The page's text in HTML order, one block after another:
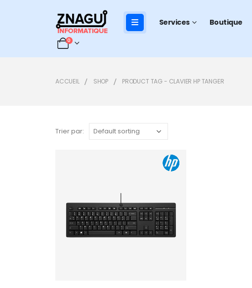
Services Boutique
0
ACCUEIL SHOP PRODUCT TAG - CLAVIER HP TANGER
Trier par:
wishlist